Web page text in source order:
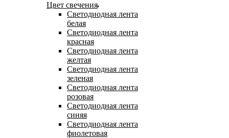
Цвет свечения
Светодиодная лента
белая
Светодиодная лента
красная
Светодиодная лента
желтая
Светодиодная лента
зеленая
Светодиодная лента
розовая
Светодиодная лента
синяя
Светодиодная лента
фиолетовая